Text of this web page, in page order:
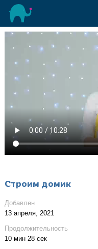
Строим домик
Добавлен
13 апреля, 2021
Продолжительность
10 мин 28 сек